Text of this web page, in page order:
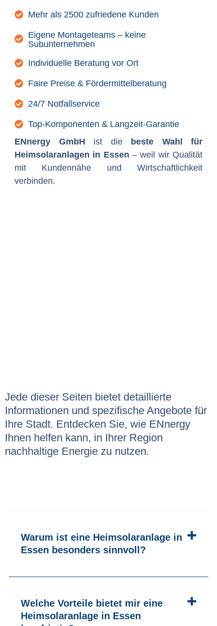
Mehr als 2500 zufriedene Kunden
Eigene Montageteams – keine
Subunternehmen
Individuelle Beratung vor Ort
Faire Preise & Fördermittelberatung
24/7 Notfallservice
Top-Komponenten & Langzeit-Garantie
ENnergy GmbH ist die
beste Wahl für
Heimsolaranlagen in Essen – weil wir Qualität
mit Kundennähe und Wirtschaftlichkeit
verbinden.
Jede dieser Seiten bietet detaillierte
Informationen und spezifische Angebote für
Ihre Stadt. Entdecken Sie, wie ENnergy
Ihnen helfen kann, in Ihrer Region
nachhaltige Energie zu nutzen.
Warum ist eine Heimsolaranlage in
Essen besonders sinnvoll?
Welche Vorteile bietet mir eine
Heimsolaranlage in Essen